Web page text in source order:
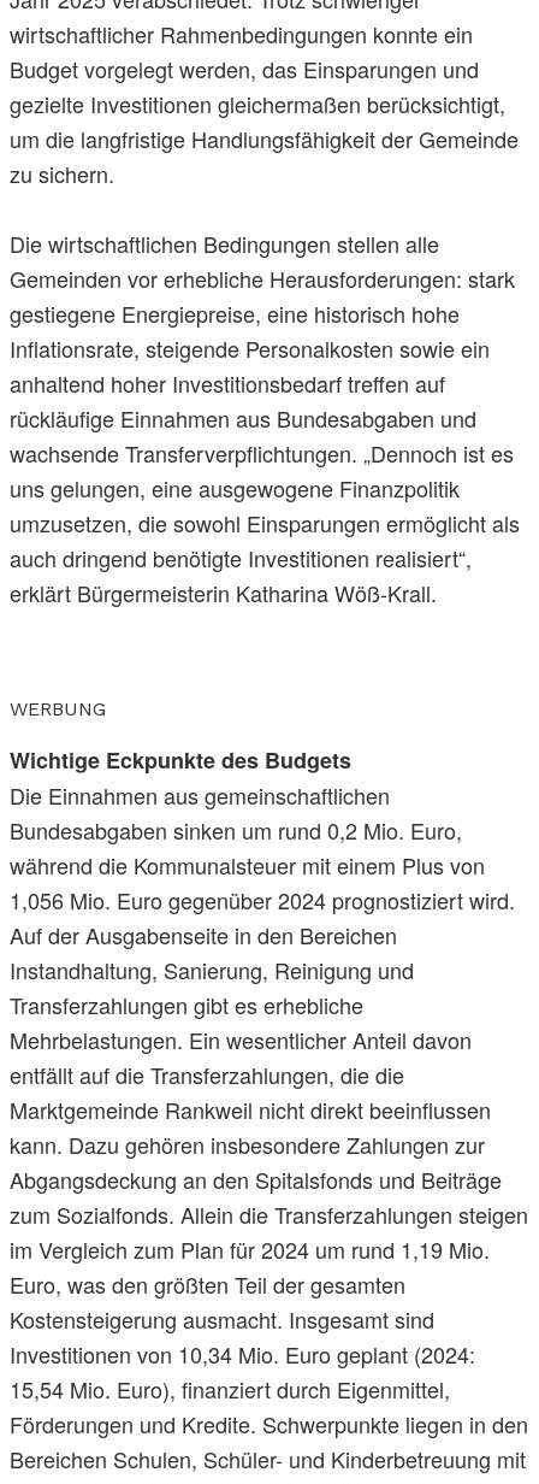
wirtschaftlicher Rahmenbedingungen konnte ein
Budget vorgelegt werden, das Einsparungen und
gezielte Investitionen gleichermaßen berücksichtigt,
um die langfristige Handlungsfähigkeit der Gemeinde
zu sichern.
Die wirtschaftlichen Bedingungen stellen alle
Gemeinden vor erhebliche Herausforderungen: stark
gestiegene Energiepreise, eine historisch hohe
Inflationsrate, steigende Personalkosten sowie ein
anhaltend hoher Investitionsbedarf treffen auf
rückläufige Einnahmen aus Bundesabgaben und
wachsende Transferverpflichtungen. „Dennoch ist es
uns gelungen, eine ausgewogene Finanzpolitik
umzusetzen, die sowohl Einsparungen ermöglicht als
auch dringend benötigte Investitionen realisiert“,
erklärt Bürgermeisterin Katharina Wöß-Krall.
WERBUNG
Wichtige Eckpunkte des Budgets
Die Einnahmen aus gemeinschaftlichen
Bundesabgaben sinken um rund 0,2 Mio. Euro,
während die Kommunalsteuer mit einem Plus von
1,056 Mio. Euro gegenüber 2024 prognostiziert wird.
Auf der Ausgabenseite in den Bereichen
Instandhaltung, Sanierung, Reinigung und
Transferzahlungen gibt es erhebliche
Mehrbelastungen. Ein wesentlicher Anteil davon
entfällt auf die Transferzahlungen, die die
Marktgemeinde Rankweil nicht direkt beeinflussen
kann. Dazu gehören insbesondere Zahlungen zur
Abgangsdeckung an den Spitalsfonds und Beiträge
zum Sozialfonds. Allein die Transferzahlungen steigen
im Vergleich zum Plan für 2024 um rund 1,19 Mio.
Euro, was den größten Teil der gesamten
Kostensteigerung ausmacht. Insgesamt sind
Investitionen von 10,34 Mio. Euro geplant (2024:
15,54 Mio. Euro), finanziert durch Eigenmittel,
Förderungen und Kredite. Schwerpunkte liegen in den
Bereichen Schulen, Schüler- und Kinderbetreuung mit